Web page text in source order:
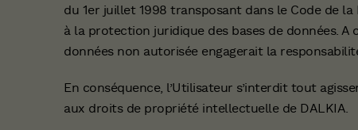
du 1er juillet 1998 transposant dans le Code de
à la protection juridique des bases de données.
données non autorisée engagerait la
En conséquence, l’Utilisateur s’interdit tout
aux droits de propriété intellectuelle de DALKIA.